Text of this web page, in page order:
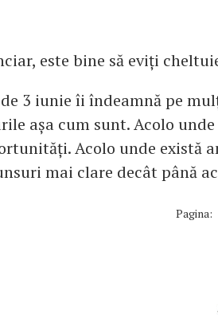
este bine să eviți
3 iunie îi îndeamnă pe
așa cum sunt. Acolo
Acolo unde există
mai clare decât până
Pagina: